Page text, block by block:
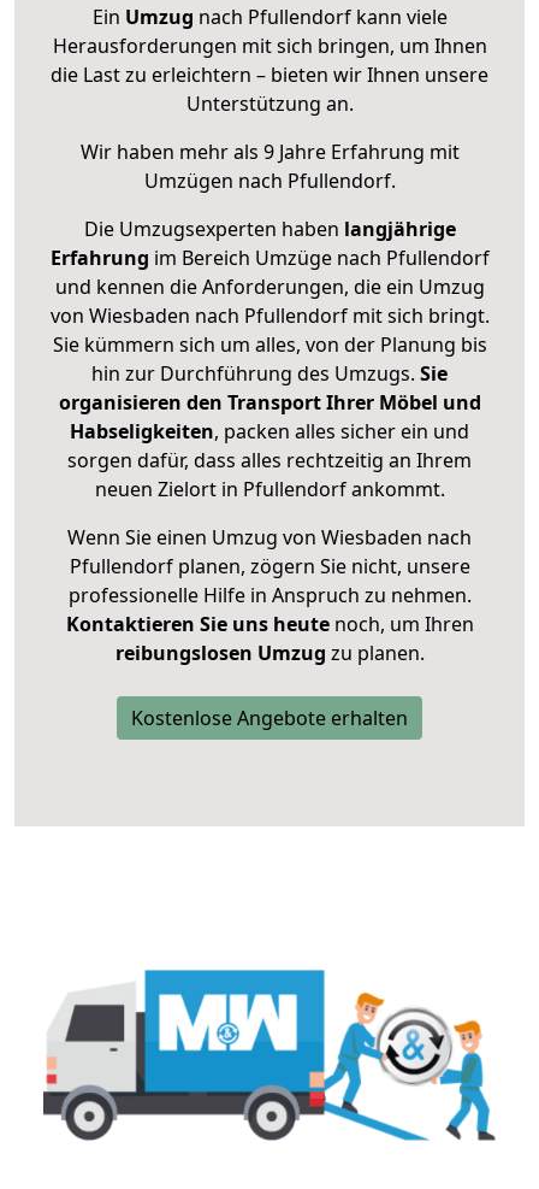
Ein Umzug nach Pfullendorf kann viele
Herausforderungen mit sich bringen, um Ihnen
die Last zu erleichtern – bieten wir Ihnen unsere
Unterstützung an.
Wir haben mehr als 9 Jahre Erfahrung mit
Umzügen nach Pfullendorf.
Die Umzugsexperten haben langjährige
Erfahrung im Bereich Umzüge nach Pfullendorf
und kennen die Anforderungen, die ein Umzug
von Wiesbaden nach Pfullendorf mit sich bringt.
Sie kümmern sich um alles, von der Planung bis
hin zur Durchführung des Umzugs. Sie
organisieren den Transport Ihrer Möbel und
Habseligkeiten, packen alles sicher ein und
sorgen dafür, dass alles rechtzeitig an Ihrem
neuen Zielort in Pfullendorf ankommt.
Wenn Sie einen Umzug von Wiesbaden nach
Pfullendorf planen, zögern Sie nicht, unsere
professionelle Hilfe in Anspruch zu nehmen.
Kontaktieren Sie uns heutenoch, um Ihren
reibungslosen Umzug zu planen.
Kostenlose Angebote erhalten